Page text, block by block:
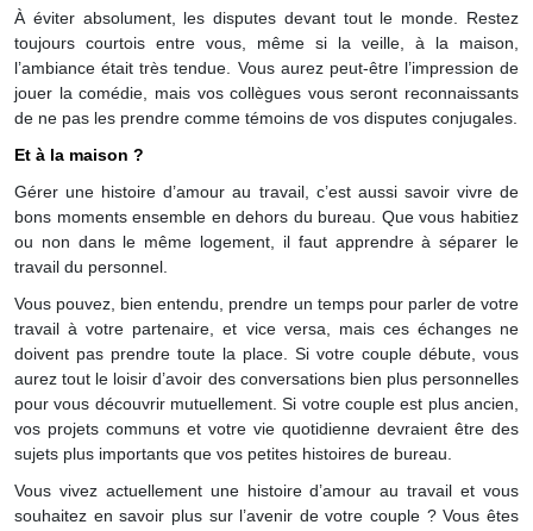
À éviter absolument, les disputes devant tout le monde. Restez
toujours courtois entre vous, même si la veille, à la maison,
l’ambiance était très tendue. Vous aurez peut-être l’impression de
jouer la comédie, mais vos collègues vous seront reconnaissants
de ne pas les prendre comme témoins de vos disputes conjugales.
Et à la maison ?
Gérer une histoire d’amour au travail, c’est aussi savoir vivre de
bons moments ensemble en dehors du bureau. Que vous habitiez
ou non dans le même logement, il faut apprendre à séparer le
travail du personnel.
Vous pouvez, bien entendu, prendre un temps pour parler de votre
travail à votre partenaire, et vice versa, mais ces échanges ne
doivent pas prendre toute la place. Si votre couple débute, vous
aurez tout le loisir d’avoir des conversations bien plus personnelles
pour vous découvrir mutuellement. Si votre couple est plus ancien,
vos projets communs et votre vie quotidienne devraient être des
sujets plus importants que vos petites histoires de bureau.
Vous vivez actuellement une histoire d’amour au travail et vous
souhaitez en savoir plus sur l’avenir de votre couple ? Vous êtes